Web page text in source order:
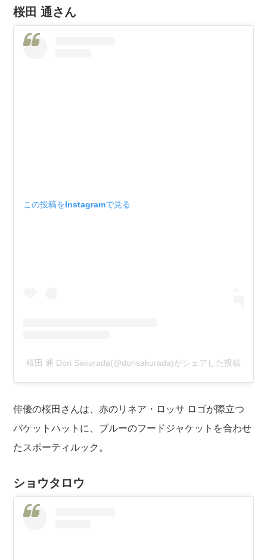
桜田 通さん
この投稿をInstagramで見る
桜田 通 Dori Sakurada(@dorisakurada)がシェアした投稿
俳優の桜田さんは、赤のリネア・ロッサ ロゴが際立つ
バケットハットに、ブルーのフードジャケットを合わせ
たスポーティルック。
ショウタロウ